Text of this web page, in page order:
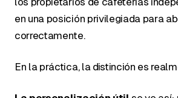
en una posición privilegiada para
correctamente.
En la práctica, la distinción es